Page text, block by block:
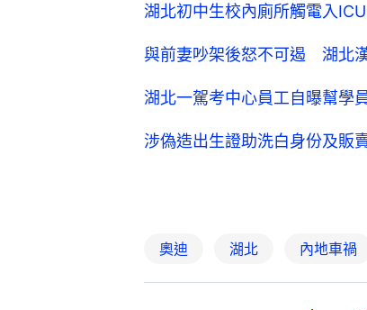
湖北初中生校內廁所觸電入
與前妻吵架後怒不可遏 湖北
湖北一駕考中心員工自曝幫
涉偽造出生證助洗白身份及
奧迪 湖北 內地車禍